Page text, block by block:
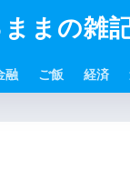
まの雑
融 ご飯 経済